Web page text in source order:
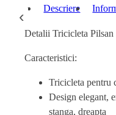
‹ Descriere
Detalii Tricicleta
Caracteristici:
Tricicleta pentru
Design elegant,
stanga, dreapta